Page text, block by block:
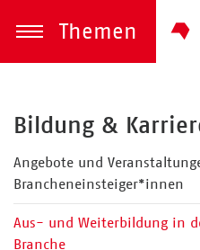
zum Inhalt springen
Themen
Menü öffnen
Bildung &
Angebote und
Brancheneinsteiger*innen
Aus- und Weiterbildung in
Branche